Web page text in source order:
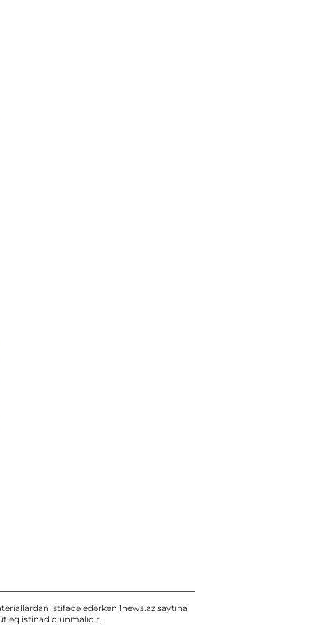
söndürülüb - YENİLƏNİB 2
07 / 08 / 2026, 15:26
istifadə edərkən 1news.az saytına
istinad olunmalıdır.